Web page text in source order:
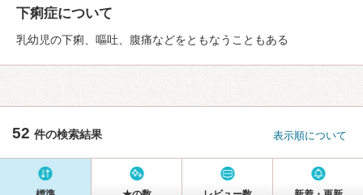
下痢症について
乳幼児の下痢、嘔吐、腹痛などをともなうこともある
52 件の検索結果 表示順について